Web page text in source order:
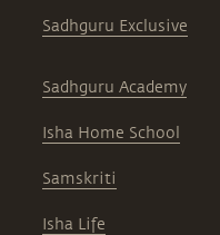
Sadhguru Exclusive
Sadhguru Academy
Isha Home School
Samskriti
Isha Life